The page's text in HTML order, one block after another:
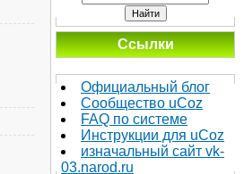
Ссылки
Официальный блог
Сообщество uCoz
FAQ по системе
Инструкции для uCoz
изначальный сайт vk-
03.narod.ru